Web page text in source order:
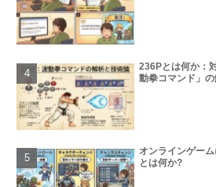
236Pとは何か：
動拳コマンド」
オンラインゲー
とは何か?